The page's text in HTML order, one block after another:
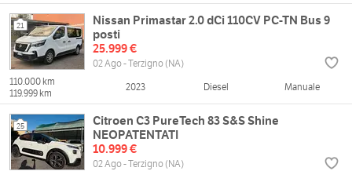
21
Nissan Primastar 2.0 dCi 110CV PC-TN Bus 9
posti
25.999 €
02 Ago - Terzigno (NA)
110.000 km
119.999 km
2023 Diesel Manuale
25
Citroen C3 PureTech 83 S&S Shine
NEOPATENTATI
10.999 €
02 Ago - Terzigno (NA)